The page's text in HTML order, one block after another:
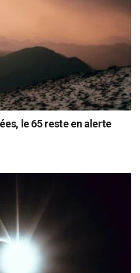
le 65 reste en alerte